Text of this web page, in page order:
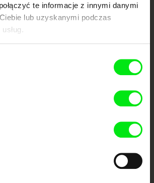
te informacje z innymi danymi
lub uzyskanymi podczas
festiwalowe filmy
każdego tygodnia
w wyniku inicjatywy Doc Alliance, kreatywnej
festiwali kina dokumentalnego. Naszym celem
granice filmu dokumentalnego, wspierać jego